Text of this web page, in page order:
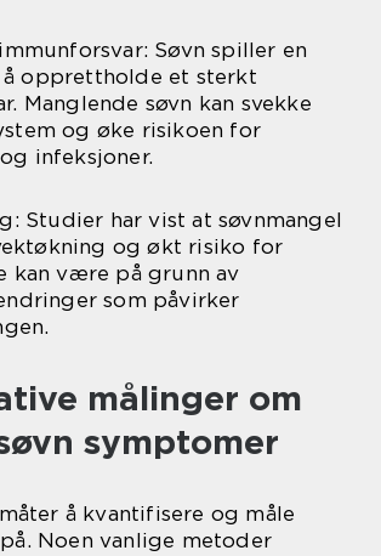
Søvn spiller en
opprettholde et sterkt
Manglende søvn kan svekke
og øke risikoen for
infeksjoner.
Studier har vist at søvnmangel
og økt risiko for
kan være på grunn av
som påvirker
målinger om
symptomer
å kvantifisere og måle
Noen vanlige metoder